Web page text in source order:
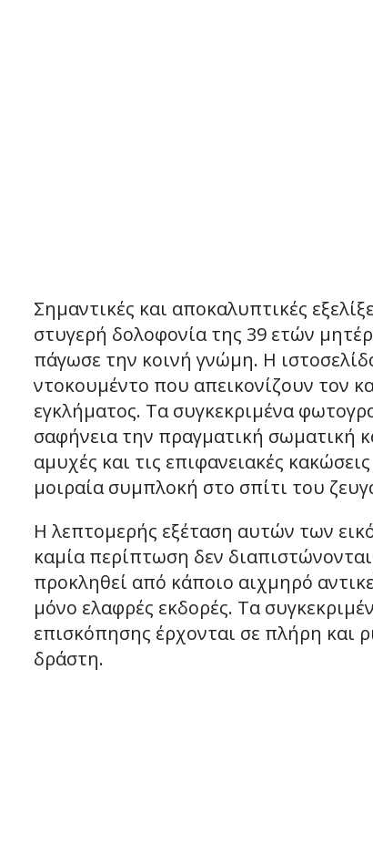
Σημαντικές και αποκαλυπτικές
στυγερή δολοφονία της 39 ετών
πάγωσε την κοινή γνώμη. Η
ντοκουμέντο που απεικονίζουν τον
εγκλήματος. Τα συγκεκριμένα
σαφήνεια την πραγματική σωματική
αμυχές και τις επιφανειακές
μοιραία συμπλοκή στο σπίτι του
Η λεπτομερής εξέταση αυτών των
καμία περίπτωση δεν
προκληθεί από κάποιο αιχμηρό
μόνο ελαφρές εκδορές. Τα
επισκόπησης έρχονται σε πλήρη και
δράστη.